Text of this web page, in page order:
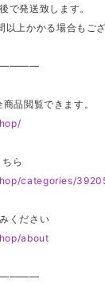
で発送致します。
上かかる場合もござ
品閲覧できます。
ら
categories/
ください
about